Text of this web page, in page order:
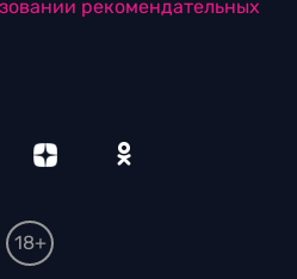
рекомендательных
18+